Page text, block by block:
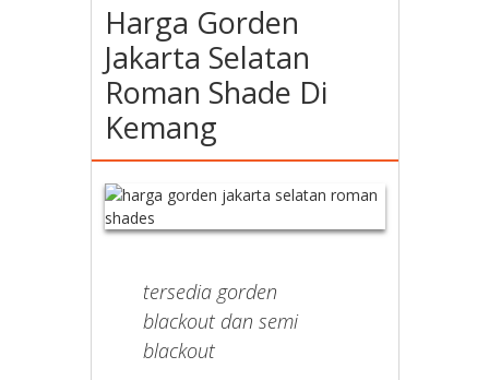
Harga Gorden
Jakarta Selatan
Roman Shade Di
Kemang
tersedia gorden
blackout dan semi
blackout